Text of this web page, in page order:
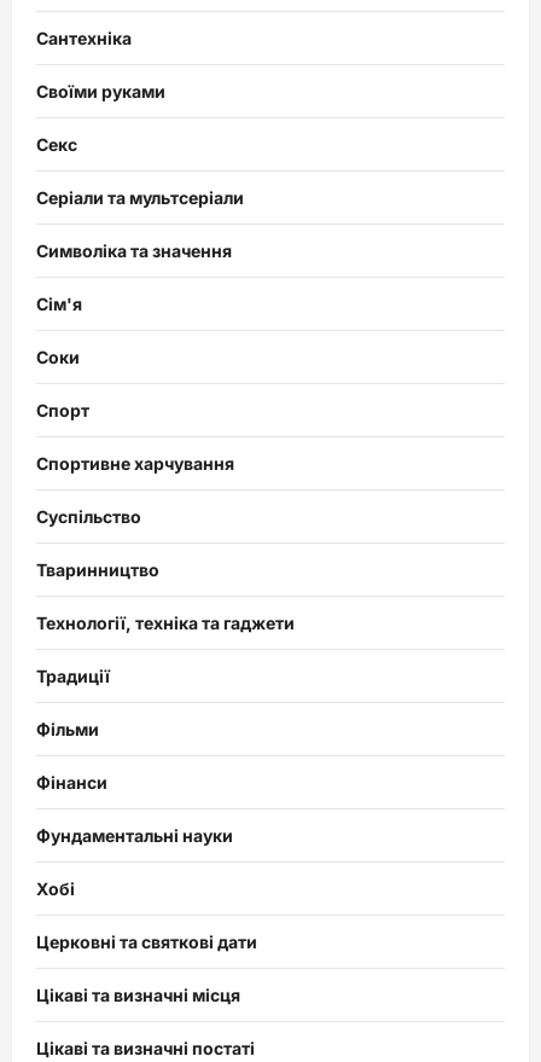
Сантехніка
Своїми руками
Секс
Серіали та мультсеріали
Символіка та значення
Сім'я
Соки
Спорт
Спортивне харчування
Суспільство
Тваринництво
Технології, техніка та гаджети
Традиції
Фільми
Фінанси
Фундаментальні науки
Хобі
Церковні та святкові дати
Цікаві та визначні місця
Цікаві та визначні постаті